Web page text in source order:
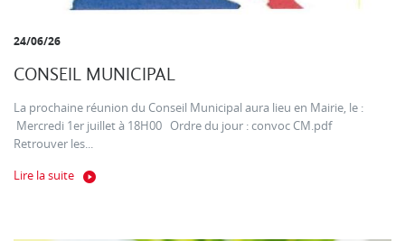
24/06/26
CONSEIL MUNICIPAL
La prochaine réunion du Conseil Municipal aura lieu en Mairie, le :
Mercredi 1er juillet à 18H00 Ordre du jour : convoc CM.pdf
Retrouver les...
Lire la suite